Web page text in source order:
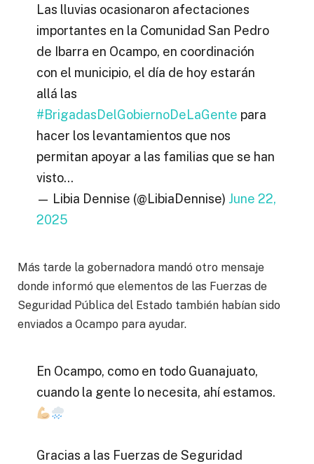
Las lluvias ocasionaron afectaciones
importantes en la Comunidad San Pedro
de Ibarra en Ocampo, en coordinación
con el municipio, el día de hoy estarán
allá las
#BrigadasDelGobiernoDeLaGente para
hacer los levantamientos que nos
permitan apoyar a las familias que se han
visto…
— Libia Dennise (@LibiaDennise) June 22,
2025
Más tarde la gobernadora mandó otro mensaje
donde informó que elementos de las Fuerzas de
Seguridad Pública del Estado también habían sido
enviados a Ocampo para ayudar.
En Ocampo, como en todo Guanajuato,
cuando la gente lo necesita, ahí estamos.
Gracias a las Fuerzas de Seguridad